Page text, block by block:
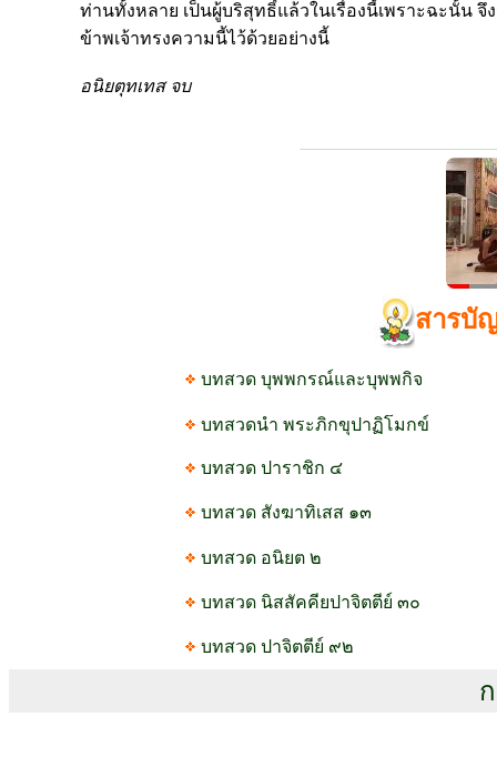
ท่านทั้งหลาย เป็นผู้บริสุทธิ์แล้วในเรื่องนี้เพราะฉะนั้น จึ
ข้าพเจ้าทรงความนี้ไว้ด้วยอย่างนี้
อนิยตุทเทส จบ
สารบั
บทสวด บุพพกรณ์และบุพพกิจ
บทสวดนำ พระภิกขุปาฏิโมกข์
บทสวด ปาราชิก ๔
บทสวด สังฆาทิเสส ๑๓
บทสวด อนิยต ๒
บทสวด นิสสัคคียปาจิตตีย์ ๓๐
บทสวด ปาจิตตีย์ ๙๒